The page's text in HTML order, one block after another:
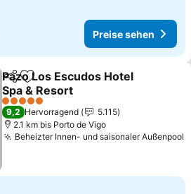
Preise sehen
TeilenZu Favoriten hinzufügen
Pazo Los Escudos Hotel
Spa & Resort
5 Sterne
9,2 Hervorragend
5.115
2.1 km bis Porto de Vigo
Beheizter Innen- und saisonaler Außenpool